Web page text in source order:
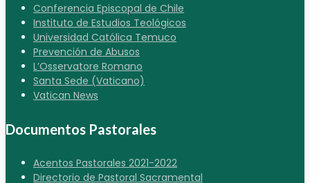
Conferencia Episcopal de Chile
Instituto de Estudios Teológicos
Universidad Católica Temuco
Prevención de Abusos
L’Osservatore Romano
Santa Sede (Vaticano)
Vatican News
Documentos Pastorales
Acentos Pastorales 2021-2022
Directorio de Pastoral Sacramental